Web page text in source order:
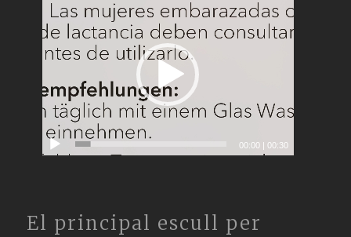
00:00 | 00:30
El principal escull per